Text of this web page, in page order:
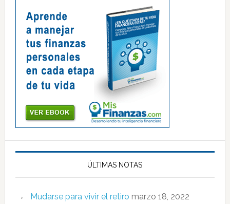
ÚLTIMAS NOTAS
Mudarse para vivir el retiro marzo 18, 2022